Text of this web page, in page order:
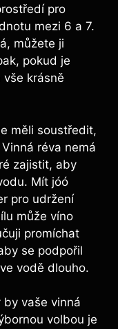
pro
mezi 6 a 7.
můžete ji
pokud je
krásně
měli soustředit,
réva nemá
zajistit, aby
Mít⁤ jóó
pro ⁤udržení
může víno
promíchat
se⁣ podpořil
vodě dlouho.
vaše vinná
volbou je